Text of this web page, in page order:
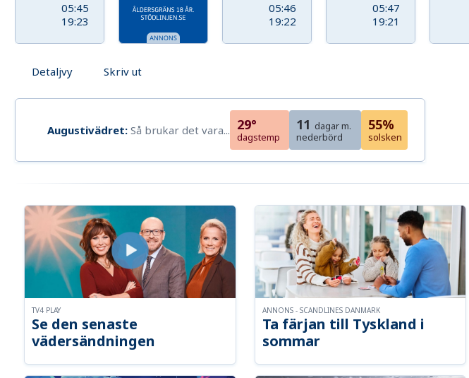
05:45
19:23
05:46
19:22
05:47
19:21
Detaljvy Skriv ut
Augustivädret: Så brukar det vara... 29°
dagstemp
11 dagar m.
nederbörd
55%
solsken
Se den senaste
vädersändningen
TV4 PLAY
Ta färjan till Tyskland i
sommar
ANNONS - SCANDLINES DANMARK